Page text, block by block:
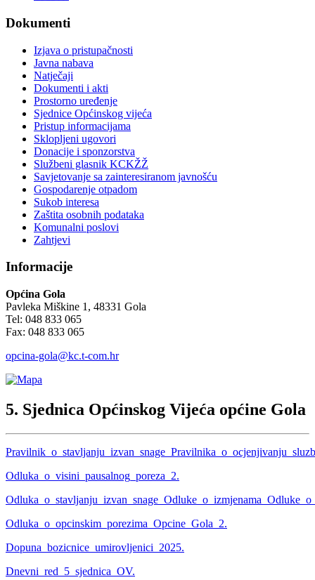
Dokumenti
Izjava o pristupačnosti
Javna nabava
Natječaji
Dokumenti i akti
Prostorno uređenje
Sjednice Općinskog vijeća
Pristup informacijama
Sklopljeni ugovori
Donacije i sponzorstva
Službeni glasnik KCKŽŽ
Savjetovanje sa zainteresiranom javnošću
Gospodarenje otpadom
Sukob interesa
Zaštita osobnih podataka
Komunalni poslovi
Zahtjevi
Informacije
Općina Gola
Pavleka Miškine 1, 48331 Gola
Tel: 048 833 065
Fax: 048 833 065
opcina-gola@kc.t-com.hr
5. Sjednica Općinskog Vijeća općine Gola
Odluka_o_visini_pausalnog_poreza_2.
Odluka_o_opcinskim_porezima_Opcine_Gola_2.
Dopuna_bozicnice_umirovljenici_2025.
Dnevni_red_5_sjednica_OV.